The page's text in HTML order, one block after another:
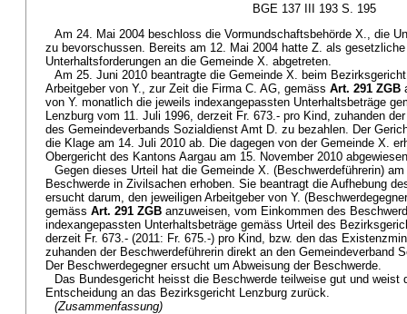
BGE 137 III 193 S. 195
Am 24. Mai 2004 beschloss die Vormundschaftsbehörde X., die
zu bevorschussen. Bereits am 12. Mai 2004 hatte Z. als
Unterhaltsforderungen an die Gemeinde X. abgetreten.
Am 25. Juni 2010 beantragte die Gemeinde X. beim
Arbeitgeber von Y., zur Zeit die Firma C. AG, gemäss Art. 291 ZGB
von Y. monatlich die jeweils indexangepassten Unterhaltsbeträge
Lenzburg vom 11. Juli 1996, derzeit Fr. 673.- pro Kind, zuhanden
des Gemeindeverbands Sozialdienst Amt D. zu bezahlen. Der
die Klage am 14. Juli 2010 ab. Die dagegen von der Gemeinde X.
Obergericht des Kantons Aargau am 15. November 2010
Gegen dieses Urteil hat die Gemeinde X. (Beschwerdeführerin)
Beschwerde in Zivilsachen erhoben. Sie beantragt die Aufhebung
ersucht darum, den jeweiligen Arbeitgeber von Y.
gemäss Art. 291 ZGB anzuweisen, vom Einkommen des
indexangepassten Unterhaltsbeträge gemäss Urteil des
derzeit Fr. 673.- (2011: Fr. 675.-) pro Kind, bzw. den das
zuhanden der Beschwerdeführerin direkt an den Gemeindeverband
Der Beschwerdegegner ersucht um Abweisung der Beschwerde.
Das Bundesgericht heisst die Beschwerde teilweise gut und weist
Entscheidung an das Bezirksgericht Lenzburg zurück.
(Zusammenfassung)